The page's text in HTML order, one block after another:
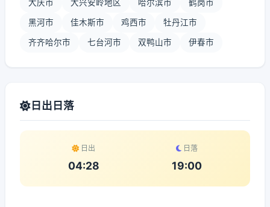
大庆市 大兴安岭地区 哈尔滨市 鹤岗市
黑河市 佳木斯市 鸡西市 牡丹江市
齐齐哈尔市 七台河市 双鸭山市 伊春市
日出日落
日出
04:28
日落
19:00